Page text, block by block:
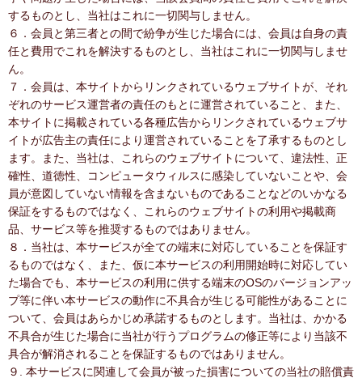
するものとし、当社はこれに一切関与しません。
６．会員と第三者との間で紛争が生じた場合には、会員は自身の責
任と費用でこれを解決するものとし、当社はこれに一切関与しませ
ん。
７．会員は、本サイトからリンクされているウェブサイトが、それ
ぞれのサービス運営者の責任のもとに運営されていること、また、
本サイトに掲載されている各種広告からリンクされているウェブサ
イトが広告主の責任により運営されていることを了承するものとし
ます。また、当社は、これらのウェブサイトについて、違法性、正
確性、道徳性、コンピュータウィルスに感染していないことや、会
員が意図していない情報を含まないものであることなどのいかなる
保証をするものではなく、これらのウェブサイトの利用や掲載商
品、サービス等を推奨するものではありません。
８．当社は、本サービスが全ての端末に対応していることを保証す
るものではなく、また、仮に本サービスの利用開始時に対応してい
た場合でも、本サービスの利用に供する端末のOSのバージョンアッ
プ等に伴い本サービスの動作に不具合が生じる可能性があることに
ついて、会員はあらかじめ承諾するものとします。当社は、かかる
不具合が生じた場合に当社が行うプログラムの修正等により当該不
具合が解消されることを保証するものではありません。
９. 本サービスに関連して会員が被った損害についての当社の賠償責